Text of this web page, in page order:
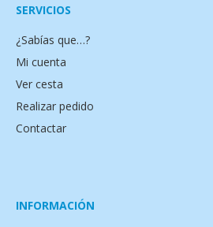
SERVICIOS
¿Sabías que…?
Mi cuenta
Ver cesta
Realizar pedido
Contactar
INFORMACIÓN